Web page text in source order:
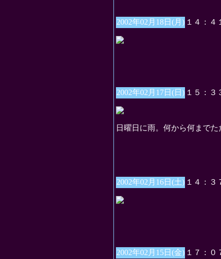
2002年02月18日(月) １４：４
2002年02月17日(日) １５：３
日曜日に雨。何から何まで
2002年02月16日(土) １４：３
2002年02月15日(金) １７：０